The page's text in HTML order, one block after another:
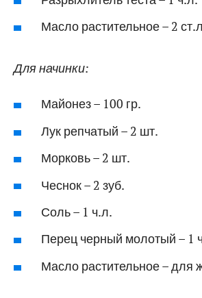
Масло растительное – 2
Для начинки:
Майонез – 100 гр.
Лук репчатый – 2 шт.
Морковь – 2 шт.
Чеснок – 2 зуб.
Соль – 1 ч.л.
Перец черный молотый – 1
Масло растительное – для